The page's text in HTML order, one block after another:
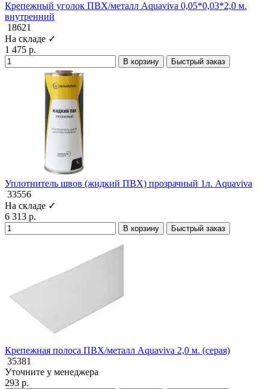
Крепежный уголок ПВХ/металл Aquaviva 0,05*0,03*2,0 м.
внутренний
18621
На складе ✓
1 475 р.
В корзину Быстрый заказ
Уплотнитель швов (жидкий ПВХ) прозрачный 1л. Aquaviva
33556
На складе ✓
6 313 р.
В корзину Быстрый заказ
Крепежная полоса ПВХ/металл Aquaviva 2,0 м. (серая)
35381
Уточните у менеджера
293 р.